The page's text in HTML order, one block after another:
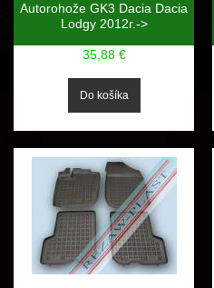
Autorohože GK3 Dacia Dacia
Lodgy 2012r.->
35,88 €